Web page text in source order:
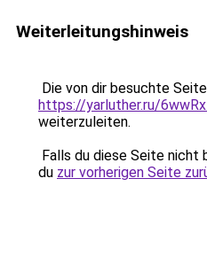
Weiterleitungshinweis
Die von dir besuchte
https://yarluther.ru/
weiterzuleiten.
Falls du diese Seite nicht
du zur vorherigen Seite